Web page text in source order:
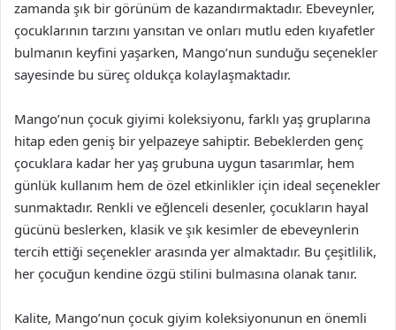
zamanda şık bir görünüm de kazandırmaktadır. Ebeveynler,
çocuklarının tarzını yansıtan ve onları mutlu eden kıyafetler
bulmanın keyfini yaşarken, Mango’nun sunduğu seçenekler
sayesinde bu süreç oldukça kolaylaşmaktadır.
Mango’nun çocuk giyimi koleksiyonu, farklı yaş gruplarına
hitap eden geniş bir yelpazeye sahiptir. Bebeklerden genç
çocuklara kadar her yaş grubuna uygun tasarımlar, hem
günlük kullanım hem de özel etkinlikler için ideal seçenekler
sunmaktadır. Renkli ve eğlenceli desenler, çocukların hayal
gücünü beslerken, klasik ve şık kesimler de ebeveynlerin
tercih ettiği seçenekler arasında yer almaktadır. Bu çeşitlilik,
her çocuğun kendine özgü stilini bulmasına olanak tanır.
Kalite, Mango’nun çocuk giyim koleksiyonunun en önemli